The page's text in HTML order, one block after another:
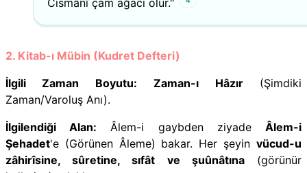
Cismânî çam ağacı olur."
2. Kitab-ı Mübin (Kudret Defteri)
İlgili Zaman Boyutu:
Zaman-ı Hâzır(Şimdiki
Zaman/Varoluş Anı).
İlgilendiği Alan: Âlem-i gaybden ziyadeÂlem-i
Şehadet'e (Görünen Âleme) bakar. Her şeyin vücud-u
zâhirîsine, sûretine, sıfât ve şuûnâtına(görünür